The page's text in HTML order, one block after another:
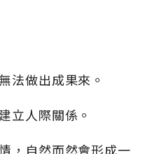
法做出成果來。
立人際關係。
，自然而然會形成一